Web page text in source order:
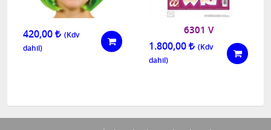
420,00 6301 V
1.800,00